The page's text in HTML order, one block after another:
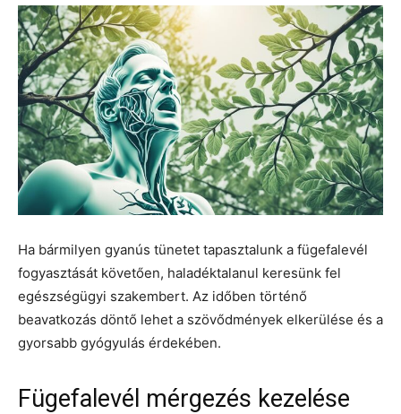
Ha bármilyen gyanús tünetet tapasztalunk a fügefalevél
fogyasztását követően, haladéktalanul keresünk fel
egészségügyi szakembert. Az időben történő
beavatkozás döntő lehet a szövődmények elkerülése és a
gyorsabb gyógyulás érdekében.
Fügefalevél mérgezés kezelése